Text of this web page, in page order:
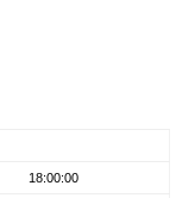
18:00:00